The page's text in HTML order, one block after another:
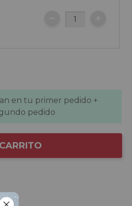
en tu primer pedido +
pedido